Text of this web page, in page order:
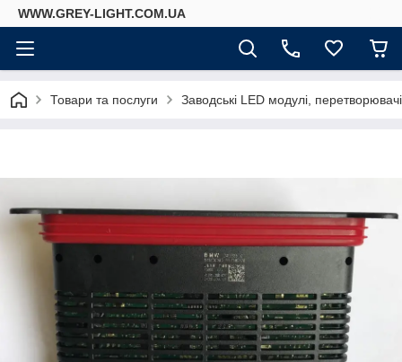
WWW.GREY-LIGHT.COM.UA
Товари та послуги Заводські LED модулі,